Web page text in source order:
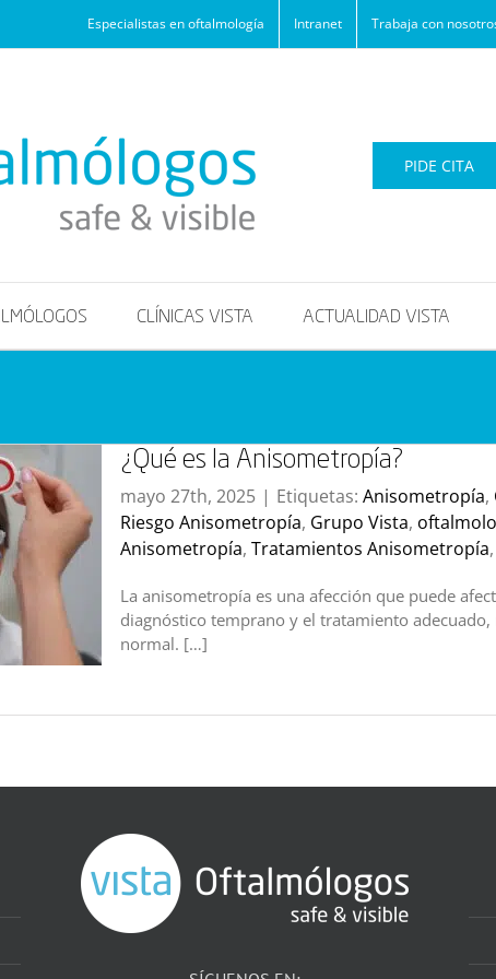
Especialistas en oftalmología Intranet Trabaja con
PIDE CITA
CLÍNICAS VISTA ACTUALIDAD VISTA
¿Qué es la Anisometropía?
mayo 27th, 2025 | Etiquetas: Anisometropía,
Riesgo Anisometropía, Grupo Vista,
Anisometropía, Tratamientos Anisometropía,
La anisometropía es una afección que puede
diagnóstico temprano y el tratamiento
normal. […]